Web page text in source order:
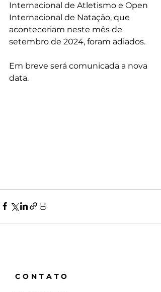
Internacional de Atletismo e Open
Internacional de Natação, que
aconteceriam neste mês de
setembro de 2024, foram adiados.
Em breve será comunicada a nova
data.
CONTATO